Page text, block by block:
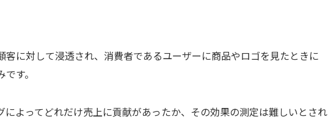
に対して浸透され、消費者であるユーザーに商品やロゴを見たときに
す。
よってどれだけ売上に貢献があったか、その効果の測定は難しいとされ